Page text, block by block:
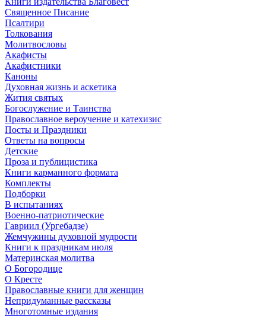
Священное Писание
Псалтири
Толкования
Молитвословы
Акафисты
Акафистники
Каноны
Духовная жизнь и аскетика
Жития святых
Богослужение и Таинства
Православное вероучение и катехизис
Посты и Праздники
Ответы на вопросы
Детские
Проза и публицистика
Книги карманного формата
Комплекты
Подборки
В испытаниях
Военно-патриотические
Гавриил (Ургебадзе)
Жемчужины духовной мудрости
Книги к праздникам июля
Материнская молитва
О Богородице
О Кресте
Православные книги для женщин
Непридуманные рассказы
Многотомные издания